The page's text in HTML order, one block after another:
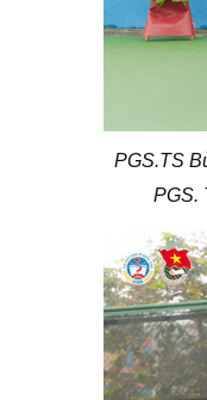
PGS.TS
PGS.